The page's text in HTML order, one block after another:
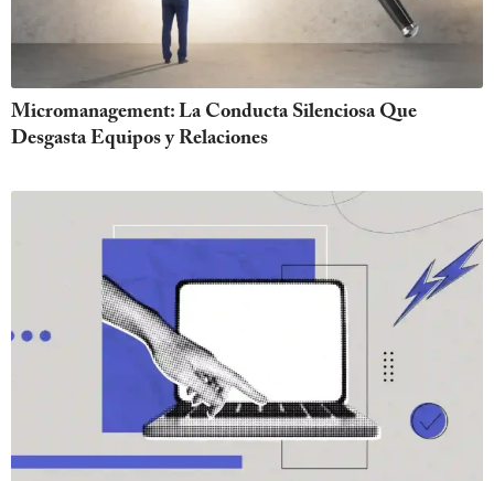
Micromanagement: La Conducta Silenciosa Que
Desgasta Equipos y Relaciones